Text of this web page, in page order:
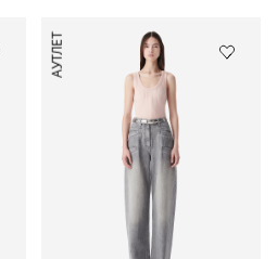
КожаАУТЛЕТ